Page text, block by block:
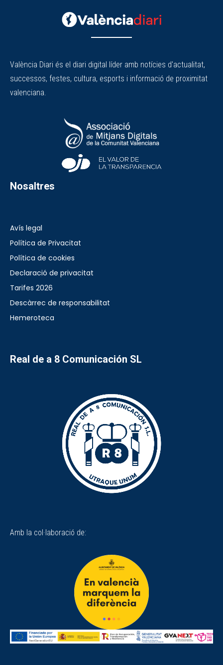
València Diari és el diari digital líder amb notícies d'actualitat,
successos, festes, cultura, esports i informació de proximitat
valenciana.
Nosaltres
Avís legal
Política de Privacitat
Política de cookies
Declaració de privacitat
Tarifes 2026
Descàrrec de responsabilitat
Hemeroteca
Real de a 8 Comunicación SL
Amb la col·laboració de: